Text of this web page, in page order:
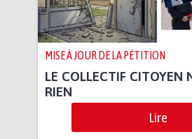
MISE À JOUR DE LA PÉTITION
LE COLLECTIF CITOYEN
RIEN
Lire